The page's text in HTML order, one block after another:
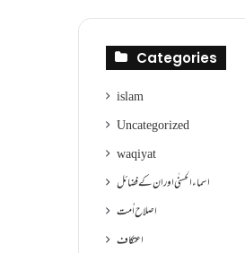
Categories
islam
Uncategorized
waqiyat
اسماءالحسنٰی اور ان کے فضائل
اصلاح اُمت
اعتکاف